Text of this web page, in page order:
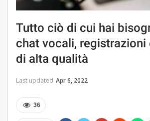
Tutto ciò di cui hai
chat vocali, registrazioni
di alta qualità
Last updated Apr 6, 2022
36